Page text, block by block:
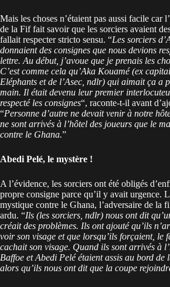
Mais les choses n’étaient pas aussi facile car
de la Fif fait savoir que les sorciers avaient
fallait respecter stricto sensu. “Les sorciers
donnaient des consignes que nous devions
lettre. Au début, j’avoue que je prenais les
C’est comme cela qu’Aka Kouamé (ex
Eléphants et de l’Asec, ndlr) qui aimait ça a
main. Il était devenu leur premier
respecté les consignes“, raconte-t-il avant
“Personne d’autre ne devait venir à notre
ne sont arrivés à l’hôtel des joueurs que le
contre le Ghana.”
Abedi Pelé, le mystère !
A l’évidence, les sorciers ont été obligés
propre consigne parce qu’il y avait urgence.
mystique contre le Ghana, l’adversaire de la
ardu. “Ils (les sorciers, ndlr) nous ont dit
créait des problèmes. Ils ont ajouté qu’ils
voir son visage et que lorsqu’ils forçaient, le
cachait son visage. Quand ils sont arrivés à
Baffoe et Abedi Pelé étaient assis au bord de
alors qu’ils nous ont dit que la coupe